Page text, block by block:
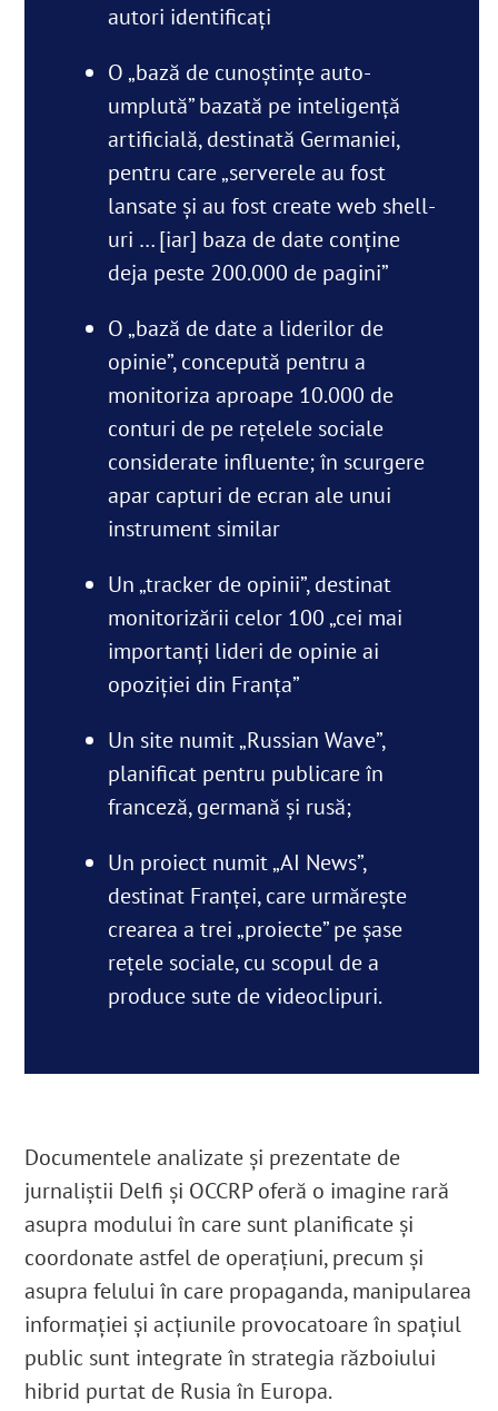
autori identificați
O „bază de cunoștințe auto-
umplută” bazată pe inteligență
artificială, destinată Germaniei,
pentru care „serverele au fost
lansate și au fost create web shell-
uri … [iar] baza de date conține
deja peste 200.000 de pagini”
O „bază de date a liderilor de
opinie”, concepută pentru a
monitoriza aproape 10.000 de
conturi de pe rețelele sociale
considerate influente; în scurgere
apar capturi de ecran ale unui
instrument similar
Un „tracker de opinii”, destinat
monitorizării celor 100 „cei mai
importanți lideri de opinie ai
opoziției din Franța”
Un site numit „Russian Wave”,
planificat pentru publicare în
franceză, germană și rusă;
Un proiect numit „AI News”,
destinat Franței, care urmărește
crearea a trei „proiecte” pe șase
rețele sociale, cu scopul de a
produce sute de videoclipuri.
Documentele analizate şi prezentate de
jurnaliștii Delfi şi OCCRP oferă o imagine rară
asupra modului în care sunt planificate și
coordonate astfel de operațiuni, precum și
asupra felului în care propaganda, manipularea
informaţiei și acțiunile provocatoare în spaţiul
public sunt integrate în strategia războiului
hibrid purtat de Rusia în Europa.